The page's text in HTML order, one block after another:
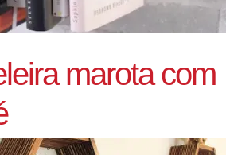
marota com